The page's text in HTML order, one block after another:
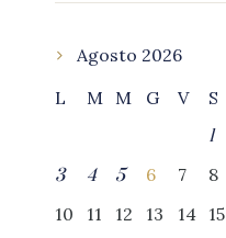
Agosto 2026
L
M M G V S
1
3
4 5 6 7 8
10
11 12 13 14 15